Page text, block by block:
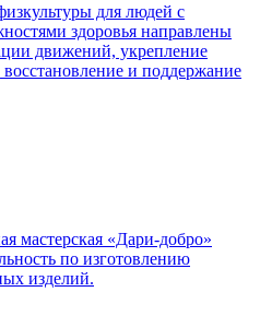
для людей с
здоровья направлены
движений, укрепление
и поддержание
мастерская «Дари-добро»
по изготовлению
изделий.